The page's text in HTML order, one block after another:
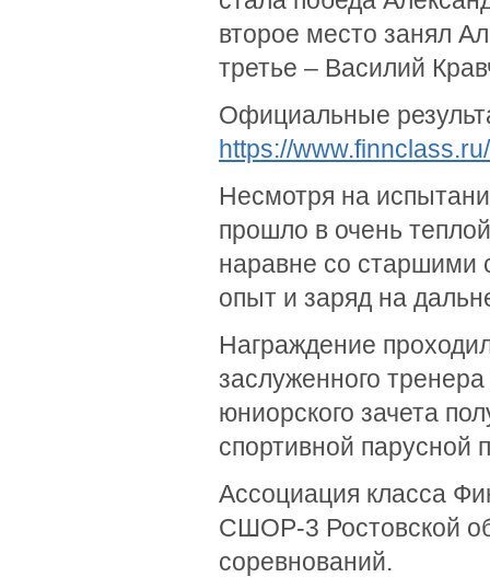
второе место занял
третье – Василий
Официальные
https://
Несмотря на
прошло в очень
наравне со старшими
опыт и заряд на
Награждение
заслуженного
юниорского зачета
спортивной парусной
Ассоциация класса
СШОР-3 Ростовской
соревнований.